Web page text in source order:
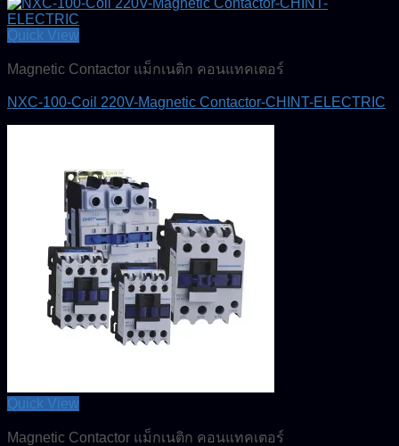
Quick View
Magnetic Contactor แม็กเนติก คอนแทคเตอร์
NXC-100-Coil 220V-Magnetic Contactor-CHINT-ELECTRIC
Quick View
Magnetic Contactor แม็กเนติก คอนแทคเตอร์